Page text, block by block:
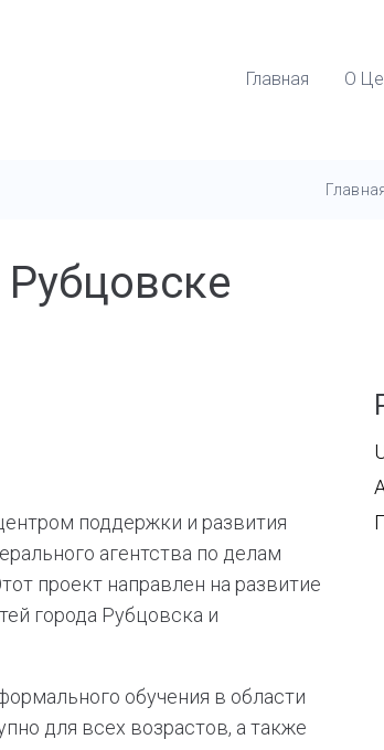
Главная О
поддержки и развития
агентства по делам
проект направлен на развитие
города Рубцовска и
обучения в области
для всех возрастов, а также